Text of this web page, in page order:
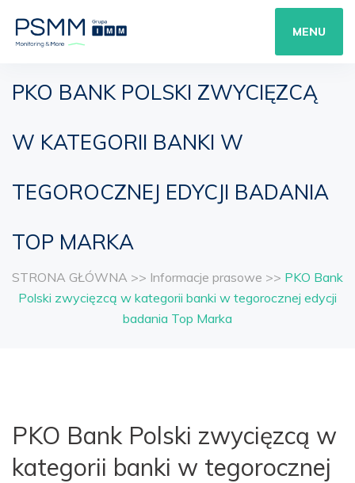
MENU
PKO BANK POLSKI ZWYCIĘZCĄ
W KATEGORII BANKI W
TEGOROCZNEJ EDYCJI BADANIA
TOP MARKA
STRONA GŁÓWNA >> Informacje prasowe >> PKO Bank
Polski zwycięzcą w kategorii banki w tegorocznej edycji
badania Top Marka
PKO Bank Polski zwycięzcą w
kategorii banki w tegorocznej